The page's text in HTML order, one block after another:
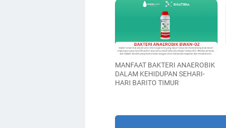
MANFAAT BAKTERI ANAEROBIK
DALAM KEHIDUPAN SEHARI-
HARI BARITO TIMUR